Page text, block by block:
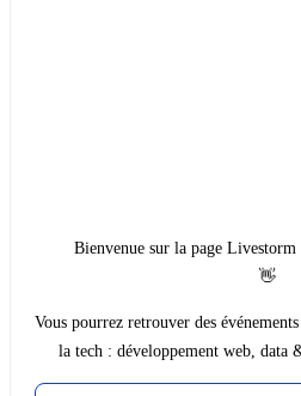
Bienvenue sur la page
👋
Vous pourrez retrouver des
la tech : développement web,